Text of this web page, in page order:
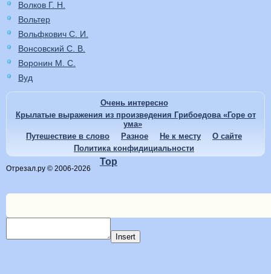
Волков Г. Н.
Вольтер
Вольфкович С. И.
Вонсовский С. В.
Воронин М. С.
Вуд
Очень интересно
Крылатые выражения из произведения Грибоедова «Горе от
ума»
Путешествие в слово
Разное Не к месту
О сайте
Политика конфидициальности
Отрезал.ру © 2006-2026
Top
Insert